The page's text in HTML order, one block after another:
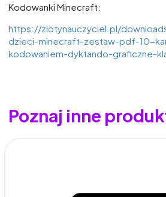
Kodowanki Minecraft:
https://zlotynauczyciel.pl/
dzieci-minecraft-zestaw-pdf-10-
kodowaniem-dyktando-graficzne-
Poznaj inne